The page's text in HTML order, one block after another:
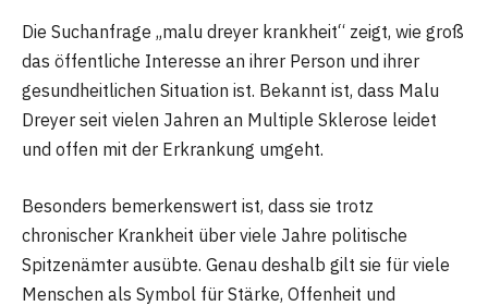
Die Suchanfrage „malu dreyer krankheit“ zeigt, wie groß
das öffentliche Interesse an ihrer Person und ihrer
gesundheitlichen Situation ist. Bekannt ist, dass Malu
Dreyer seit vielen Jahren an Multiple Sklerose leidet
und offen mit der Erkrankung umgeht.
Besonders bemerkenswert ist, dass sie trotz
chronischer Krankheit über viele Jahre politische
Spitzenämter ausübte. Genau deshalb gilt sie für viele
Menschen als Symbol für Stärke, Offenheit und